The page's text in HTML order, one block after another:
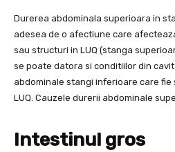
Durerea abdominala superioara in
adesea de o afectiune care
sau structuri in LUQ (stanga
se poate datora si conditiilor din
abdominale stangi inferioare care fie
LUQ. Cauzele durerii abdominale
Intestinul gros